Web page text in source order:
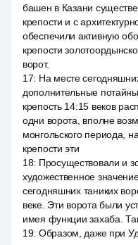
башен в Казани
крепости и с
обеспечили активную
крепости
ворот.
17: На месте
дополнительные
крепость 14:15 веков
одни ворота, вполне
монгольского периода,
крепости эти
18: Просуществовали и
художественное
сегодняшних таниких
веке. Эти ворота были
имея функции захаба.
19: Образом, даже при